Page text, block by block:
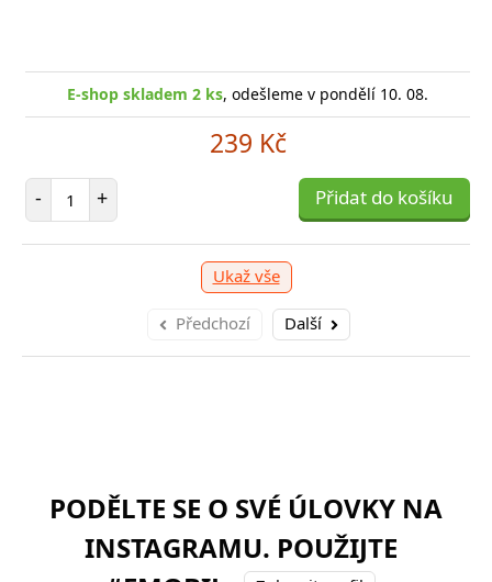
E-shop skladem 2 ks, odešleme v pondělí 10. 08.
239 Kč
- Počet položek
+ Přidat do košíku
Ukaž vše
Předchozí Další
PODĚLTE SE O SVÉ ÚLOVKY NA
INSTAGRAMU. POUŽIJTE